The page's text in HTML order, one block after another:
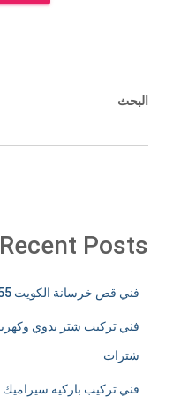
البحث
Recent Posts
فني قص خرسانة الكويت 65932555 مقاول قص وفتح كور
شترات